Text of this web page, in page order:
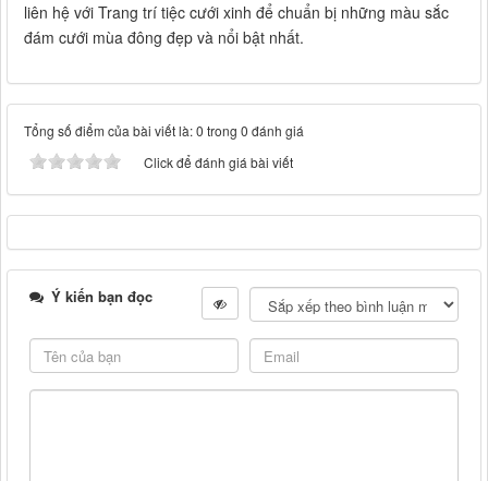
liên hệ với Trang trí tiệc cưới xinh để chuẩn bị những màu sắc
đám cưới mùa đông đẹp và nổi bật nhất.
Tổng số điểm của bài viết là: 0 trong 0 đánh giá
Click để đánh giá bài viết
Ý kiến bạn đọc